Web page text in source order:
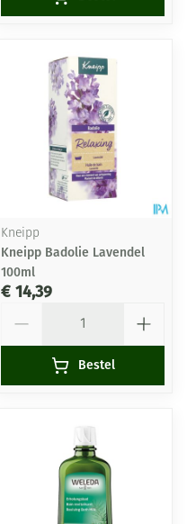
Kneipp
Kneipp Badolie Lavendel
100ml
€ 14,39
Bestel